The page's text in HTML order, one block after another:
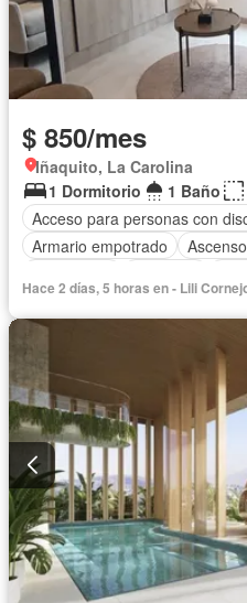
$ 850/mes
Iñaquito, La Carolina
1 Dormitorio
1 Baño
Acceso para personas con
Armario empotrado
Piscina
Seguridad Wifi
Hace 2 días, 5 horas en - Lili